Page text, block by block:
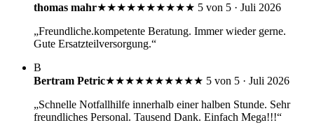
thomas mahr★★★★★★★★★★ 5 von 5 · Juli 2026
„Freundliche.kompetente Beratung. Immer wieder gerne.
Gute Ersatzteilversorgung.“
B
Bertram Petric★★★★★★★★★★ 5 von 5 · Juli 2026
„Schnelle Notfallhilfe innerhalb einer halben Stunde. Sehr
freundliches Personal. Tausend Dank. Einfach Mega!!!“